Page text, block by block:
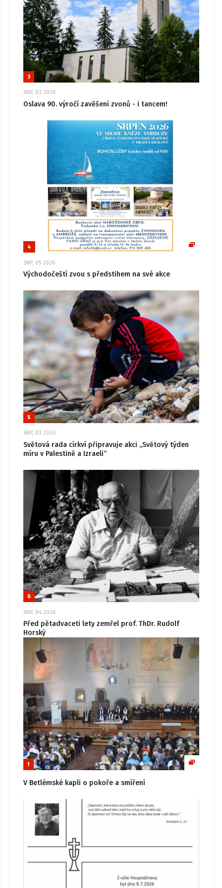
3
SRP, 03 2026
Oslava 90. výročí zavěšení zvonů - i tancem!
4
SRP, 05 2026
Východočeští zvou s předstihem na své akce
5
SRP, 03 2026
Světová rada církví připravuje akci „Světový týden
míru v Palestině a Izraeli“
6
SRP, 04 2026
Před pětadvaceti lety zemřel prof. ThDr. Rudolf
Horský
1
V Betlémské kapli o pokoře a smíření